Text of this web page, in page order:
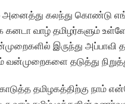
கலந்து கொண்டு
வாழ் தமிழர்களும்
இருந்து அப்பாவி
தடுத்து
தமிழகத்திற்கு நாம்